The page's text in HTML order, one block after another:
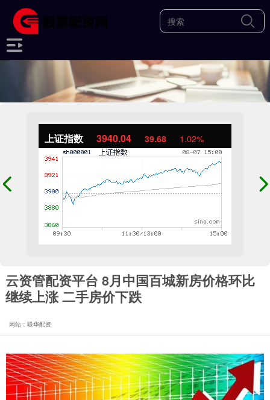
上证指数 3940.04 39.68 1.02%
云资管配资平台 8月中国百城新房价格环比
继续上涨 二手房价下跌
网站：联华配资